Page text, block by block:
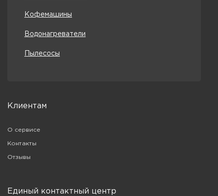
Кофемашины
Водонагреватели
Пылесосы
Клиентам
О сервисе
Контакты
Отзывы
Единый контактный центр